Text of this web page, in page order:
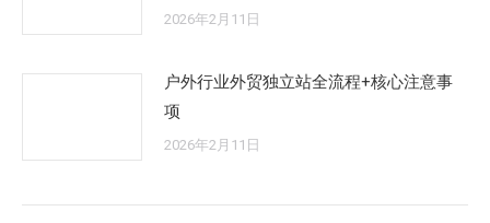
2026年2月11日
户外行业外贸独立站全流程+核心注意事
项
2026年2月11日